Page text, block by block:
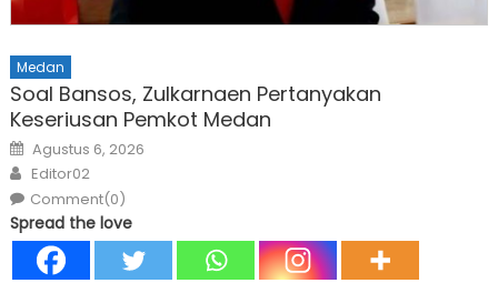
Medan
Soal Bansos, Zulkarnaen Pertanyakan
Keseriusan Pemkot Medan
Posted
on
Agustus 6, 2026
Author
Editor02
Comment(0)
Spread the love